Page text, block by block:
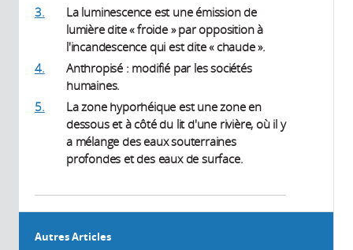
3.
La luminescence est une émission de
lumière dite « froide » par opposition à
l'incandescence qui est dite « chaude ».
4.
Anthropisé : modifié par les sociétés
humaines.
5.
La zone hyporhéique est une zone en
dessous et à côté du lit d'une rivière, où il y
a mélange des eaux souterraines
profondes et des eaux de surface.
Autres Articles